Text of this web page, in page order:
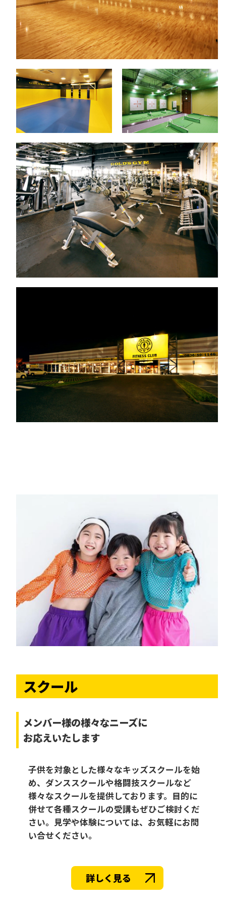
スクール
メンバー様の様々なニーズに
お応えいたします
子供を対象とした様々なキッズスクールを始
め、ダンススクールや格闘技スクールなど
様々なスクールを提供しております。目的に
併せて各種スクールの受講もぜひご検討くだ
さい。見学や体験については、お気軽にお問
い合せください。
詳しく見る